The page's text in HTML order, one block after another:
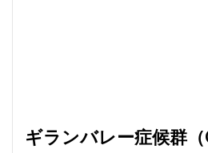
ギランバレー症候群